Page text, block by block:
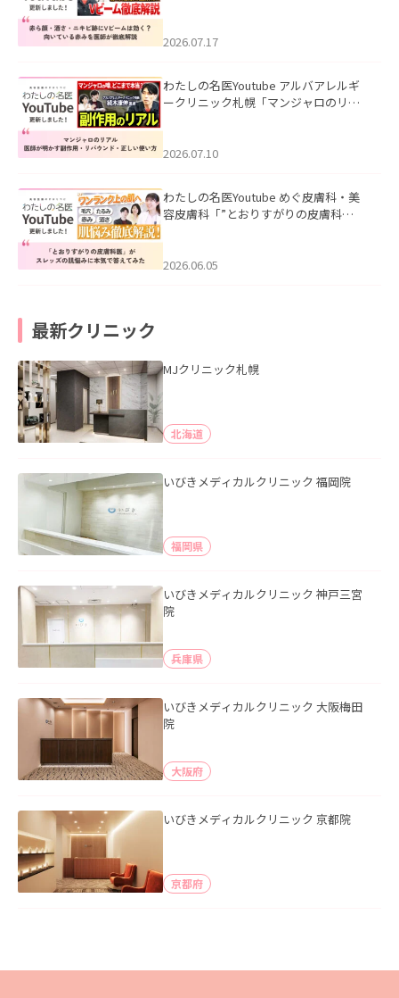
した。
2026.07.17
わたしの名医Youtube アルバアレルギ
ークリニック札幌「マンジャロのリア
た。
2026.07.10
わたしの名医Youtube めぐ皮膚科・美
容皮膚科「”とおりすがりの皮膚科
2026.06.05
最新クリニック
MJクリニック札幌
北海道
いびきメディカルクリニック 福岡院
福岡県
いびきメディカルクリニック 神戸三宮
院
兵庫県
いびきメディカルクリニック 大阪梅田
院
大阪府
いびきメディカルクリニック 京都院
京都府